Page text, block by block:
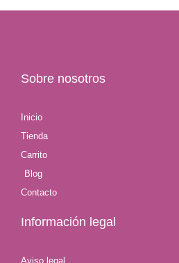
Sobre nosotros
Inicio
Tienda
Carrito
Blog
Contacto
Información legal
Aviso legal